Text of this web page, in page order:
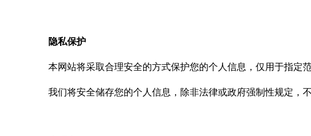
隐私保护
本网站将采取合理安全的方式保护您的个人信息，仅用于指定
我们将安全储存您的个人信息，除非法律或政府强制性规定，